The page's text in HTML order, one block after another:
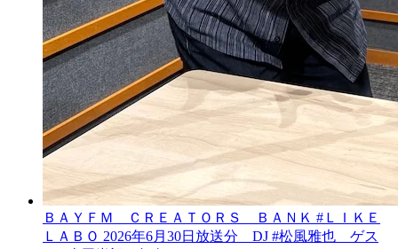
ＢＡＹＦＭ ＣＲＥＡＴＯＲＳ ＢＡＮＫ #ＬＩＫＥ
ＬＡＢＯ 2026年6月30日放送分 DJ #松風雅也 ゲス